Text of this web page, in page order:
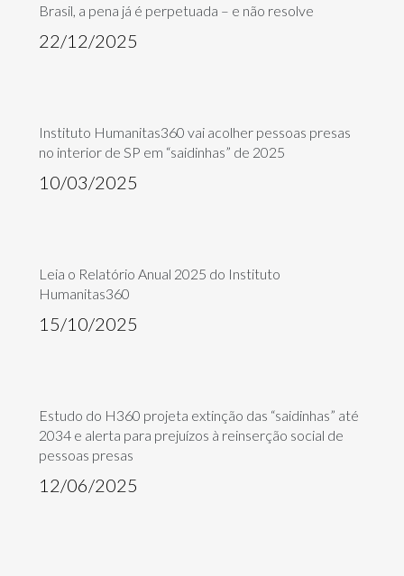
Brasil, a pena já é perpetuada – e não resolve
22/12/2025
Instituto Humanitas360 vai acolher pessoas presas
no interior de SP em “saidinhas” de 2025
10/03/2025
Leia o Relatório Anual 2025 do Instituto
Humanitas360
15/10/2025
Estudo do H360 projeta extinção das “saidinhas” até
2034 e alerta para prejuízos à reinserção social de
pessoas presas
12/06/2025